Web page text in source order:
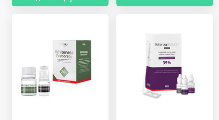
de acoplamento das